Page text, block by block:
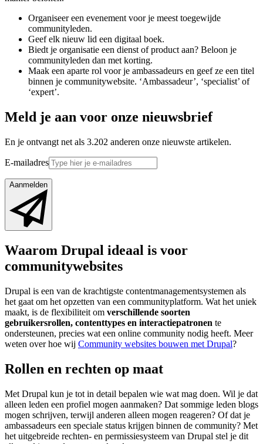
Organiseer een evenement voor je meest toegewijde
communityleden.
Geef elk nieuw lid een digitaal boek.
Biedt je organisatie een dienst of product aan? Beloon je
communityleden dan met korting.
Maak een aparte rol voor je ambassadeurs en geef ze een titel
binnen je communitywebsite. ‘Ambassadeur’, ‘specialist’ of
‘expert’.
Meld je aan voor onze nieuwsbrief
En je ontvangt net als 3.202 anderen onze nieuwste artikelen.
E-mailadres
Aanmelden
Waarom Drupal ideaal is voor
communitywebsites
Drupal is een van de krachtigste contentmanagementsystemen als
het gaat om het opzetten van een communityplatform. Wat het uniek
maakt, is de flexibiliteit om verschillende soorten
gebruikersrollen, contenttypes en interactiepatronen te
ondersteunen, precies wat een online community nodig heeft. Meer
weten over hoe wij Community websites bouwen met Drupal?
Rollen en rechten op maat
Met Drupal kun je tot in detail bepalen wie wat mag doen. Wil je dat
alleen leden een profiel mogen aanmaken? Dat sommige leden blogs
mogen schrijven, terwijl anderen alleen mogen reageren? Of dat je
ambassadeurs een speciale status krijgen binnen de community? Met
het uitgebreide rechten- en permissiesysteem van Drupal stel je dit